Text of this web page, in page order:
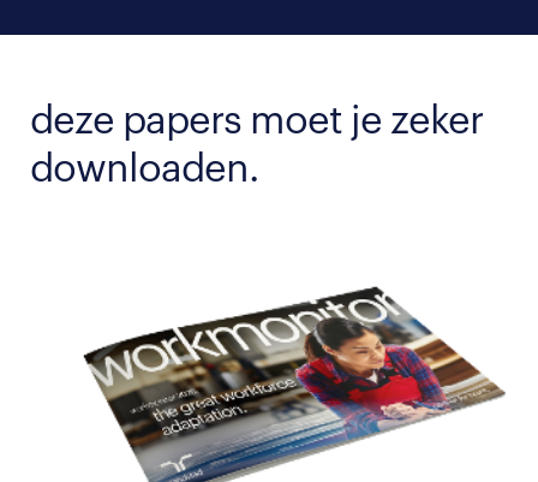
deze papers moet je zeker
downloaden.